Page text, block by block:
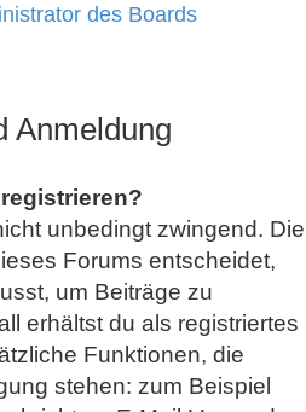
des Boards
Anmeldung
unbedingt zwingend. Die
Forums entscheidet,
um Beiträge zu
erhältst du als registriertes
Funktionen, die
stehen: zum Beispiel